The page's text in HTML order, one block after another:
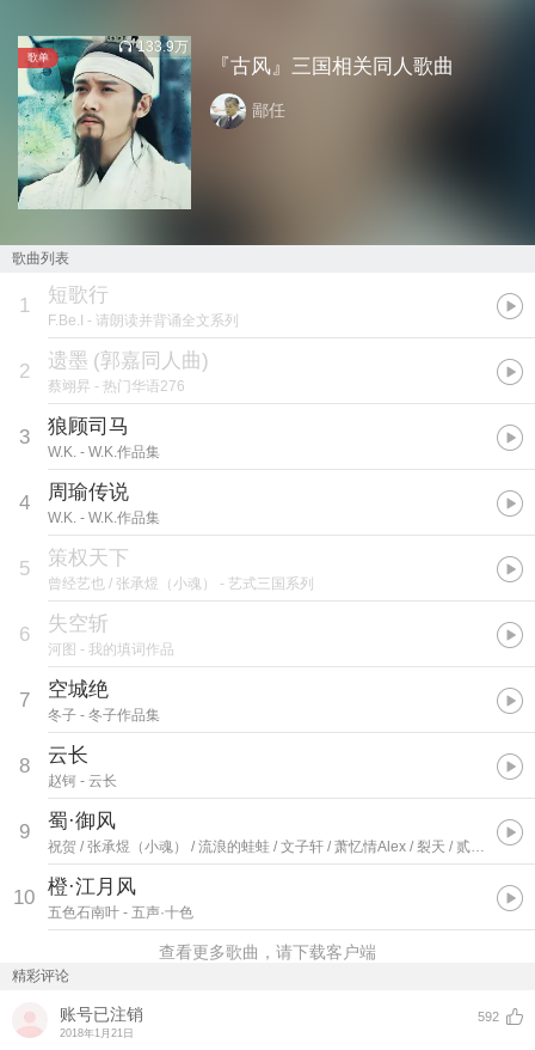
歌单
133.9万
『古风』三国相关同人歌曲
鄙任
歌曲列表
1 短歌行
F.Be.I - 请朗读并背诵全文系列
2 遗墨 (郭嘉同人曲)
蔡翊昇 - 热门华语276
3 狼顾司马
W.K. - W.K.作品集
4 周瑜传说
W.K. - W.K.作品集
5 策权天下
曾经艺也 / 张承煜（小魂） - 艺式三国系列
6 失空斩
河图 - 我的填词作品
7 空城绝
冬子 - 冬子作品集
8 云长
赵钶 - 云长
9 蜀·御风
祝贺 / 张承煜（小魂） / 流浪的蛙蛙 / 文子轩 / 萧忆情Alex / 裂天 / 贰萬 / 落樱风 / 旧事年华 / 五音六律原创音乐团队
10 橙·江月风
五色石南叶 - 五声·十色
查看更多歌曲，请下载客户端
精彩评论
账号已注销
2018年1月21日
592